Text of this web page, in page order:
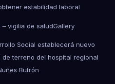
estabilidad laboral
vigilia de saludGallery
Social establecerá nuevo
terreno del hospital regional
Butrón